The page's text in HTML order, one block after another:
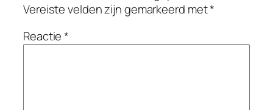
Vereiste velden zijn gemarkeerd met*
Reactie*